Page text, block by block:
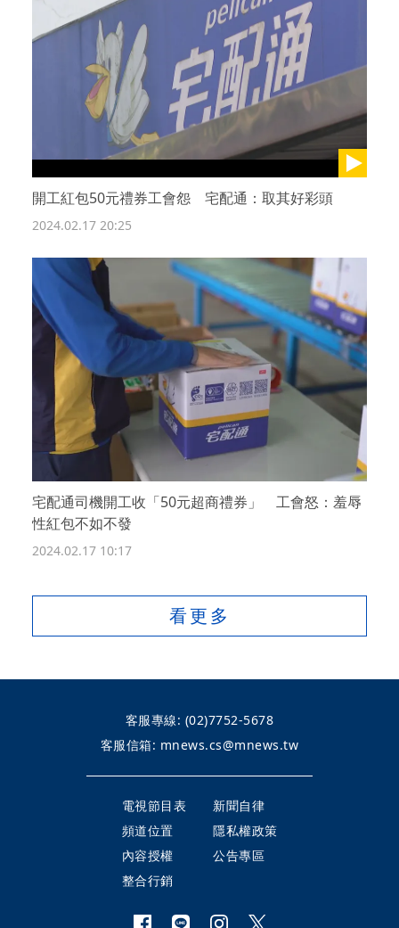
開工紅包50元禮券工會怨 宅配通：取其好彩頭
2024.02.17 20:25
宅配通司機開工收「50元超商禮券」 工會怒：羞辱
性紅包不如不發
2024.02.17 10:17
看更多
客服專線: (02)7752-5678
客服信箱: mnews.cs@mnews.tw
電視節目表
新聞自律
頻道位置
隱私權政策
內容授權
公告專區
整合行銷